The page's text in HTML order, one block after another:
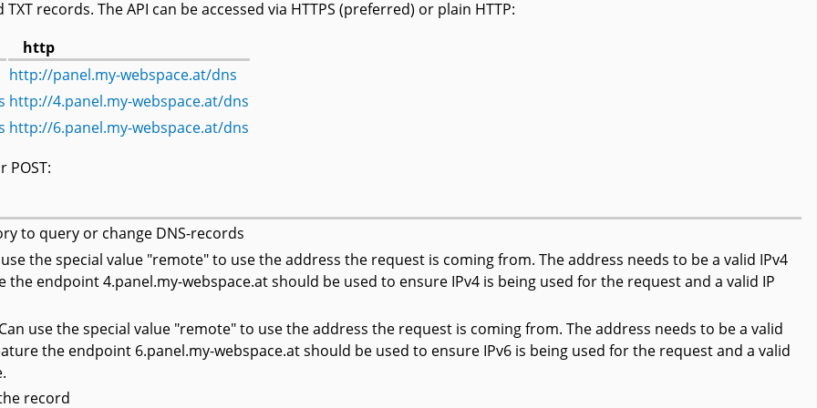
records. The API can be accessed via HTTPS (preferred) or plain HTTP:
http
http://panel.my-webspace.at/dns
http://4.panel.my-webspace.at/dns
http://6.panel.my-webspace.at/dns
POST:
to query or change DNS-records
the special value "remote" to use the address the request is coming from. The address needs to be a valid IPv4
endpoint 4.panel.my-webspace.at should be used to ensure IPv4 is being used for the request and a valid IP
use the special value "remote" to use the address the request is coming from. The address needs to be a valid
the endpoint 6.panel.my-webspace.at should be used to ensure IPv6 is being used for the request and a valid
record